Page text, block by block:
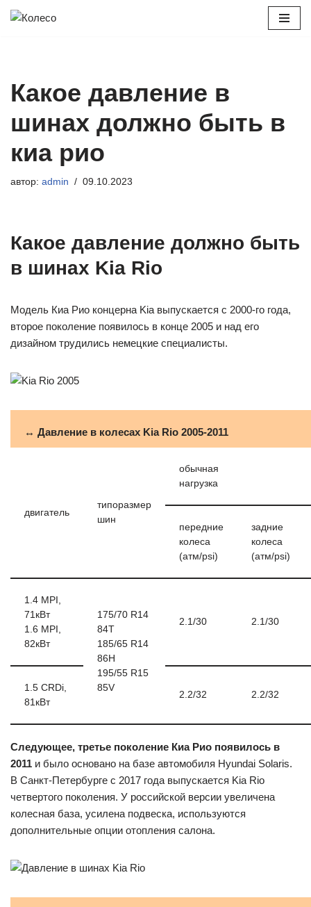
Какое давление в
шинах должно быть в
киа рио
автор: admin 09.10.2023
Какое давление должно быть
в шинах Kia Rio
Модель Киа Рио концерна Kia выпускается с 2000-го года,
второе поколение появилось в конце 2005 и над его
дизайном трудились немецкие специалисты.
↔ Давление в колесах Kia Rio 2005-2011
двигатель
типоразмер
шин
обычная
нагрузка
передние
колеса
(атм/psi)
задние
колеса
(атм/psi)
1.4 MPI,
71кВт
1.6 MPI,
82кВт
175/70 R14
84T
185/65 R14
86H
195/55 R15
85V
2.1/30 2.1/30
1.5 CRDi,
81кВт
2.2/32 2.2/32
Следующее, третье поколение Киа Рио появилось в
2011 и было основано на базе автомобиля Hyundai Solaris.
В Санкт-Петербурге с 2017 года выпускается Kia Rio
четвертого поколения. У российской версии увеличена
колесная база, усилена подвеска, используются
дополнительные опции отопления салона.